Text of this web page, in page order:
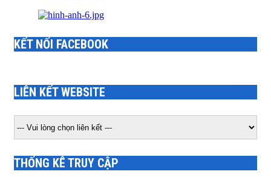
KẾT NỐI FACEBOOK
LIÊN KẾT WEBSITE
THỐNG KÊ TRUY CẬP